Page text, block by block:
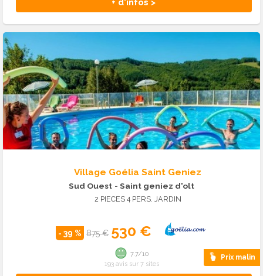
+ d'infos >
Village Goélia Saint Geniez
Sud Ouest - Saint geniez d'olt
2 PIECES 4 PERS. JARDIN
- 39 % 875 € 530 €
Prix malin
7.7/10
193 avis sur 7 sites